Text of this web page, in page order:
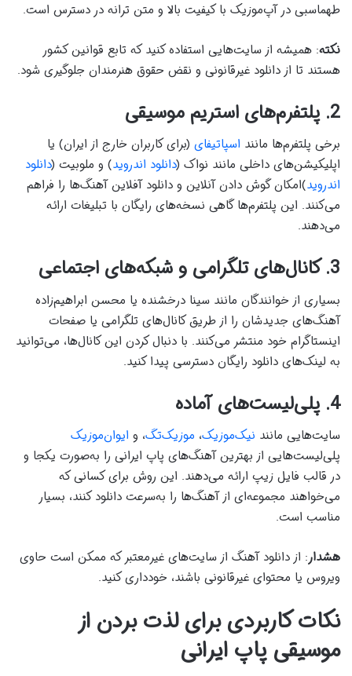
طهماسبی در آپ‌موزیک با کیفیت بالا و متن ترانه در دسترس است.
نکته: همیشه از سایت‌هایی استفاده کنید که تابع قوانین کشور
هستند تا از دانلود غیرقانونی و نقض حقوق هنرمندان جلوگیری شود.
2. پلتفرم‌های استریم موسیقی
برخی پلتفرم‌ها مانند اسپاتیفای (برای کاربران خارج از ایران) یا
اپلیکیشن‌های داخلی مانند نواک (دانلود اندروید) و ملوبیت (دانلود
اندروید)امکان گوش دادن آنلاین و دانلود آفلاین آهنگ‌ها را فراهم
می‌کنند. این پلتفرم‌ها گاهی نسخه‌های رایگان با تبلیغات ارائه
می‌دهند.
3. کانال‌های تلگرامی و شبکه‌های اجتماعی
بسیاری از خوانندگان مانند سینا درخشنده یا محسن ابراهیم‌زاده
آهنگ‌های جدیدشان را از طریق کانال‌های تلگرامی یا صفحات
اینستاگرام خود منتشر می‌کنند. با دنبال کردن این کانال‌ها، می‌توانید
به لینک‌های دانلود رایگان دسترسی پیدا کنید.
4. پلی‌لیست‌های آماده
سایت‌هایی مانند نیک‌موزیک، موزیک‌تگ، و ایوان‌موزیک
پلی‌لیست‌هایی از بهترین آهنگ‌های پاپ ایرانی را به‌صورت یکجا و
در قالب فایل زیپ ارائه می‌دهند. این روش برای کسانی که
می‌خواهند مجموعه‌ای از آهنگ‌ها را به‌سرعت دانلود کنند، بسیار
مناسب است.
هشدار: از دانلود آهنگ از سایت‌های غیرمعتبر که ممکن است حاوی
ویروس یا محتوای غیرقانونی باشند، خودداری کنید.
نکات کاربردی برای لذت بردن از
موسیقی پاپ ایرانی